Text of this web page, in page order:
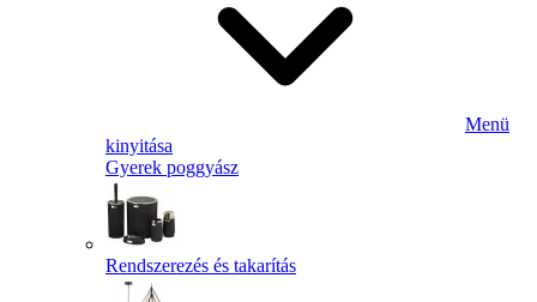
Menü
kinyitása
Gyerek poggyász
Rendszerezés és takarítás